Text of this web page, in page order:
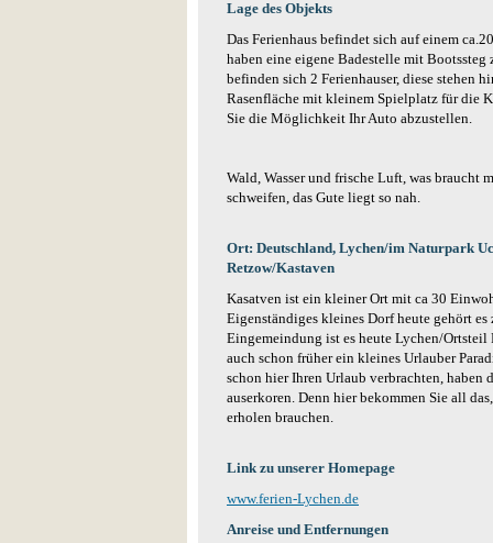
Lage des Objekts
Das Ferienhaus befindet sich auf einem
haben eine eigene Badestelle mit
befinden sich 2 Ferienhauser, diese stehen
Rasenfläche mit kleinem Spielplatz für die
Sie die Möglichkeit Ihr Auto abzustellen.
Wald, Wasser und frische Luft, was braucht
schweifen, das Gute liegt so nah.
Ort: Deutschland, Lychen/im Naturpark
Retzow/Kastaven
Kasatven ist ein kleiner Ort mit ca 30
Eigenständiges kleines Dorf heute gehört es
Eingemeindung ist es heute Lychen/Ortsteil
auch schon früher ein kleines Urlauber
schon hier Ihren Urlaub verbrachten, haben
auserkoren. Denn hier bekommen Sie all
erholen brauchen.
Link zu unserer Homepage
www.ferien-Lychen.de
Anreise und Entfernungen